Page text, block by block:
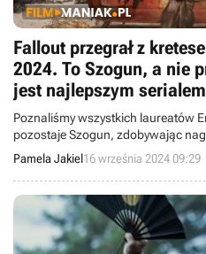
Fallout przegrał z
2024. To Szogun, a nie
jest najlepszym
Poznaliśmy wszystkich laureatów
pozostaje Szogun, zdobywając
dramatycznego. Fallout Amazona
głównych kategoriach.
Pamela Jakiel16 września 2024 09:29